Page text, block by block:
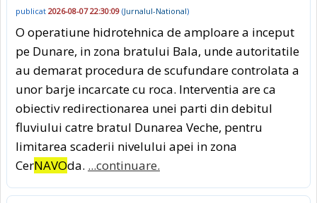
publicat 2026-08-07 22:30:09 (Jurnalul-National)
O operatiune hidrotehnica de amploare a inceput
pe Dunare, in zona bratului Bala, unde autoritatile
au demarat procedura de scufundare controlata a
unor barje incarcate cu roca. Interventia are ca
obiectiv redirectionarea unei parti din debitul
fluviului catre bratul Dunarea Veche, pentru
limitarea scaderii nivelului apei in zona
CerNAVOda. ...continuare.